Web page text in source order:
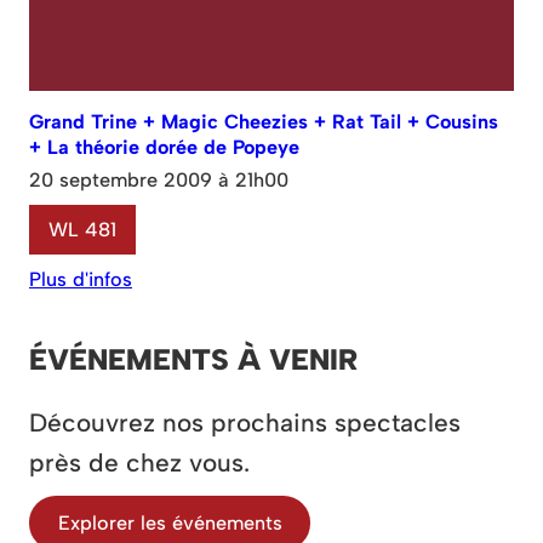
Grand Trine + Magic Cheezies + Rat Tail + Cousins
+ La théorie dorée de Popeye
20 septembre 2009 à 21h00
WL 481
Plus d'infos
ÉVÉNEMENTS À VENIR
Découvrez nos prochains spectacles
près de chez vous.
Explorer les événements